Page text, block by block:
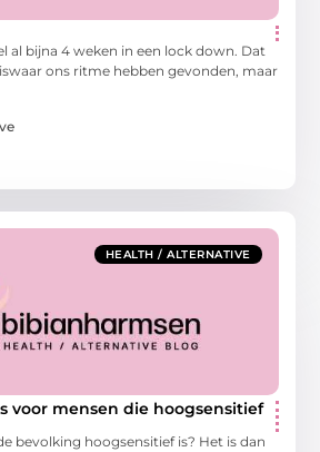
al bijna 4 weken in een lock down. Dat
ons ritme hebben gevonden, maar
HEALTH / ALTERNATIVE
voor mensen die hoogsensitief
bevolking hoogsensitief is? Het is dan